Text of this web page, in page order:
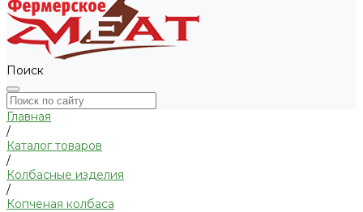
Поиск
Главная
/
Каталог товаров
/
Колбасные изделия
/
Копченая колбаса